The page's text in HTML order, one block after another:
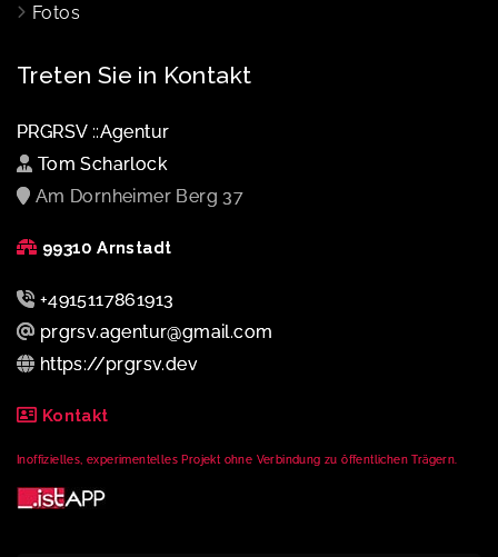
Fotos
Treten Sie in Kontakt
PRGRSV ::Agentur
Tom Scharlock
Am Dornheimer Berg 37
99310 Arnstadt
+4915117861913
prgrsv.agentur@gmail.com
https://prgrsv.dev
Kontakt
Inoffizielles, experimentelles Projekt ohne Verbindung zu öffentlichen Trägern.